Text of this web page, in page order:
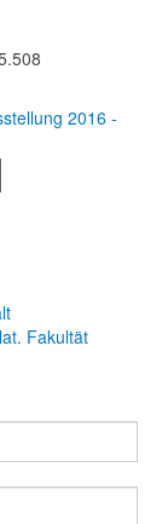
2016 -
Fakultät